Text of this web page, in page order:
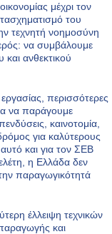
μέχρι τον
του
τεχνητή νοημοσύνη
να συμβάλουμε
ανθεκτικού
περισσότερες
να παράγουμε
καινοτομία,
για καλύτερους
αυτό και για τον ΣΕΒ
η Ελλάδα δεν
παραγωγικότητά
έλλειψη τεχνικών
και